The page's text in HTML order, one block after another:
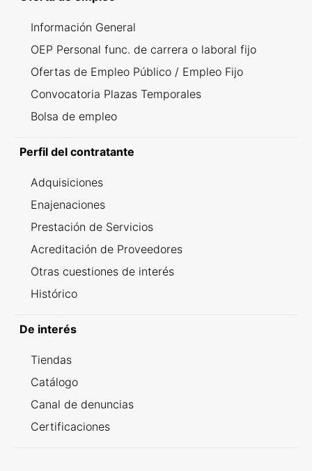
Información General
OEP Personal func. de carrera o laboral fijo
Ofertas de Empleo Público / Empleo Fijo
Convocatoria Plazas Temporales
Bolsa de empleo
Perfil del contratante
Adquisiciones
Enajenaciones
Prestación de Servicios
Acreditación de Proveedores
Otras cuestiones de interés
Histórico
De interés
Tiendas
Catálogo
Canal de denuncias
Certificaciones